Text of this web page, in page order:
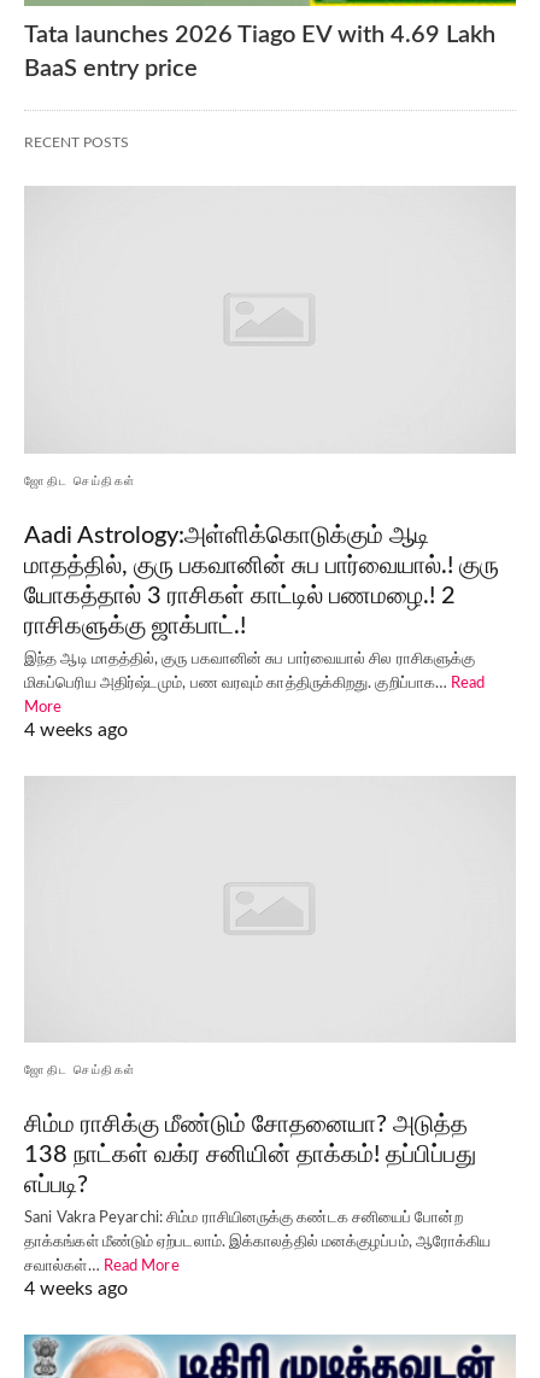
Tata launches 2026 Tiago EV with 4.69 Lakh
BaaS entry price
RECENT POSTS
ஜோதிட செய்திகள்
Aadi Astrology:அள்ளிக்கொடுக்கும் ஆடி
மாதத்தில், குரு பகவானின் சுப பார்வையால்.! குரு
யோகத்தால் 3 ராசிகள் காட்டில் பணமழை.! 2
ராசிகளுக்கு ஜாக்பாட்.!
இந்த ஆடி மாதத்தில், குரு பகவானின் சுப பார்வையால் சில ராசிகளுக்கு
மிகப்பெரிய அதிர்ஷ்டமும், பண வரவும் காத்திருக்கிறது. குறிப்பாக… Read
More
4 weeks ago
ஜோதிட செய்திகள்
சிம்ம ராசிக்கு மீண்டும் சோதனையா? அடுத்த
138 நாட்கள் வக்ர சனியின் தாக்கம்! தப்பிப்பது
எப்படி?
Sani Vakra Peyarchi: சிம்ம ராசியினருக்கு கண்டக சனியைப் போன்ற
தாக்கங்கள் மீண்டும் ஏற்படலாம். இக்காலத்தில் மனக்குழப்பம், ஆரோக்கிய
சவால்கள்… Read More
4 weeks ago